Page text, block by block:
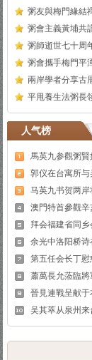
粥友與梅門緣結
粥會主義黃埔共
粥師逝世七十周
粥會攜手梅門平
兩岸學者分享古
平甩養生法粥長
人气榜
馬英九参觀粥賢
郭仪在台寓所
马英九书贺两岸
澳門特首參觀辛
拜会福建省同
余光中洛阳桥
第五任会长丁
蕭萬長允蒞臨將
晉見連戰呈献
吴其萃从泉州来